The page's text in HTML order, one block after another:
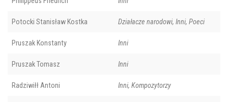
Potocki Stanisław Kostka Działacze narodowi, Inni, Poeci
Pruszak Konstanty Inni
Pruszak Tomasz Inni
Radziwiłł Antoni Inni, Kompozytorzy